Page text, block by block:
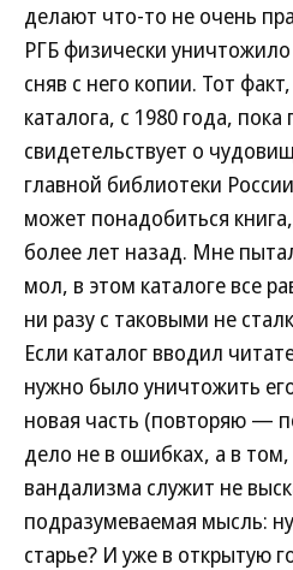
делают что-то не очень
РГБ физически
сняв с него копии. Тот
каталога, с 1980 года,
свидетельствует о
главной библиотеки
может понадобиться
более лет назад. Мне
мол, в этом каталоге все
ни разу с таковыми не
Если каталог вводил
нужно было уничтожить
новая часть (повторяю —
дело не в ошибках, а в
вандализма служит не
подразумеваемая мысль:
старье? И уже в открытую